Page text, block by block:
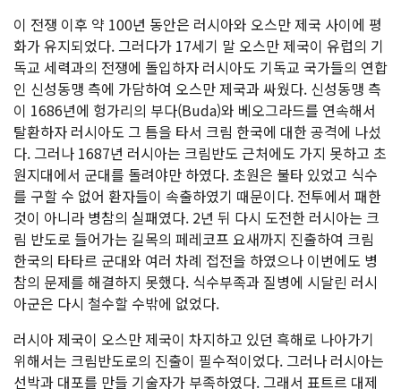
이 전쟁 이후 약 100년 동안은 러시아와 오스만 제국 사이에 평
화가 유지되었다. 그러다가 17세기 말 오스만 제국이 유럽의 기
독교 세력과의 전쟁에 돌입하자 러시아도 기독교 국가들의 연합
인 신성동맹 측에 가담하여 오스만 제국과 싸웠다. 신성동맹 측
이 1686년에 헝가리의 부다(Buda)와 베오그라드를 연속해서
탈환하자 러시아도 그 틈을 타서 크림 한국에 대한 공격에 나섰
다. 그러나 1687년 러시아는 크림반도 근처에도 가지 못하고 초
원지대에서 군대를 돌려야만 하였다. 초원은 불타 있었고 식수
를 구할 수 없어 환자들이 속출하였기 때문이다. 전투에서 패한
것이 아니라 병참의 실패였다. 2년 뒤 다시 도전한 러시아는 크
림 반도로 들어가는 길목의 페레코프 요새까지 진출하여 크림
한국의 타타르 군대와 여러 차례 접전을 하였으나 이번에도 병
참의 문제를 해결하지 못했다. 식수부족과 질병에 시달린 러시
아군은 다시 철수할 수밖에 없었다.
러시아 제국이 오스만 제국이 차지하고 있던 흑해로 나아가기
위해서는 크림반도로의 진출이 필수적이었다. 그러나 러시아는
선박과 대포를 만들 기술자가 부족하였다. 그래서 표트르 대제